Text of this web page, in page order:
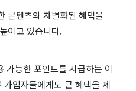
콘텐츠와 차별화된 혜택을
이고 있습니다.
가능한 포인트를 지급하는 이
입자들에게도 큰 혜택을 제